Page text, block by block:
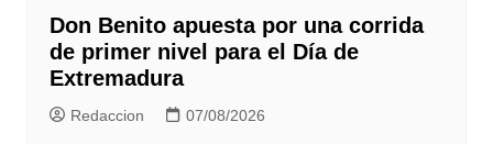
Don Benito apuesta por una corrida
de primer nivel para el Día de
Extremadura
Redaccion 07/08/2026